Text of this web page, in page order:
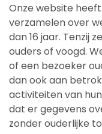
Onze website
verzamelen over
dan 16 jaar. Tenzij
ouders of voogd.
of een bezoeker
dan ook aan
activiteiten van
dat er gegevens
zonder ouderlijke